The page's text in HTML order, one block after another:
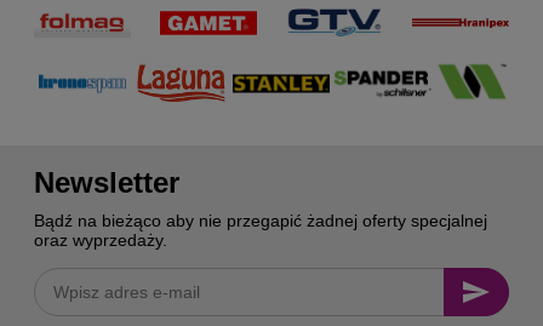
Newsletter
Bądź na bieżąco aby nie przegapić żadnej oferty specjalnej
oraz wyprzedaży.